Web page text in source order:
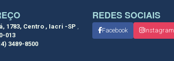
1783, Centro , Iacri -SP
013
3489-8500
REDES SOCIAIS
Facebook Instagram